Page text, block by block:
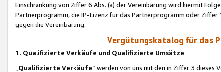
Einschränkung von Ziffer 6 Abs. (a) der Vereinbarung wird hiermit
Partnerprogramm, die IP-Lizenz für das Partnerprogramm oder
gegen die Vereinbarung.
Vergütungskatalog für das
1. Qualifizierte Verkäufe und Qualifizierte Umsätze
Qualifizierte Verkäufe“ werden von uns mit den in Ziffer 3